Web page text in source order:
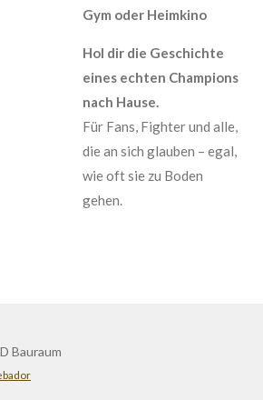
Gym oder Heimkino
Hol dir die Geschichte
eines echten Champions
nach Hause.
Für Fans, Fighter und alle,
die an sich glauben – egal,
wie oft sie zu Boden
gehen.
Bauraum